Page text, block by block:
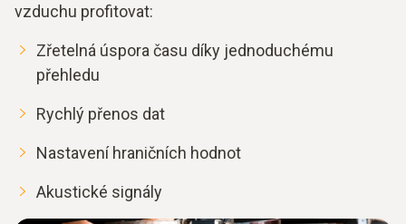
vzduchu profitovat:
Zřetelná úspora času díky jednoduchému
přehledu
Rychlý přenos dat
Nastavení hraničních hodnot
Akustické signály